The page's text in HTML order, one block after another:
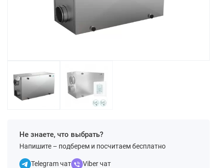
Не знаете, что выбрать?
Напишите – подберем и посчитаем бесплатно
Telegram чат Viber чат